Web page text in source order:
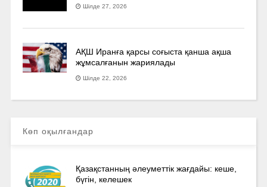
Шілде 27, 2026
АҚШ Иранға қарсы соғыста қанша ақша
жұмсалғанын жариялады
Шілде 22, 2026
Көп оқылғандар
Қазақстанның әлеуметтік жағдайы: кеше,
бүгін, келешек